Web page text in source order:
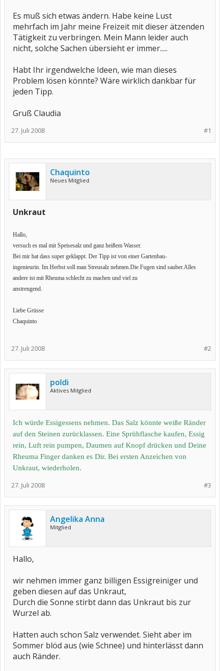
Es muß sich etwas ändern. Habe keine Lust
mehrfach im Jahr meine Freizeit mit dieser ätzenden
Tätigkeit zu verbringen. Mein Mann leider auch
nicht, solche Sachen übersieht er immer.....
Habt Ihr irgendwelche Ideen, wie man dieses
Problem lösen könnte? Wäre wirklich dankbar für
jeden Tipp.
Gruß Claudia
#1
27. Juli 2008
Chaquinto
Neues Mitglied
Unkraut
Hallo,
versuch es mal mit Speisesalz und ganz heißem Wasser.
Bei mir hat dass super geklappt. Der Tipp ist von einer Gartenbau-
ingenieurin. Im Herbst soll man Streusalz nehmen.Die Fugen sind sauber.Alles
andere ist mit Rheuma schlecht zu machen und viel zu
anstrengend.
Liebe Grüsse
Chaquinto
#2
27. Juli 2008
poldi
Aktives Mitglied
Ich würde Essigessens nehmen. Das Salz könnte weiße Ränder
auf den Steinen zurücklassen. Eine Sprühflasche kaufen, Essig
rein, Luft rein pumpen, Daumen auf Knopf drücken und Deine
Rheuma Finger danken es Dir. Bei ersten Anzeichen von
Unkraut, wiederholen.
#3
27. Juli 2008
Angelika Anna
Mitglied
Hallo,
wir nehmen immer ganz billigen Essigreiniger und
geben diesen auf das Unkraut,
Durch die Sonne stirbt dann das Unkraut bis zur
Wurzel ab.
Hatten auch schon Salz verwendet. Sieht aber im
Sommer blöd aus (wie Schnee) und hinterlässt dann
auch Ränder.